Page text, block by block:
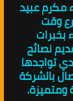
مكرم عبيد
وقت
بخبرات
نصائح
تواجدها
بالشركة